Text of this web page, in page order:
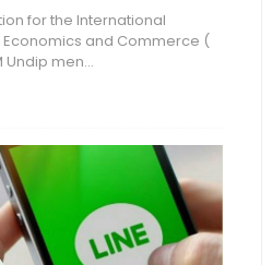
for the International
Economics and Commerce (
Undip men...